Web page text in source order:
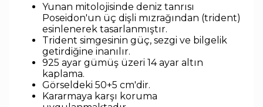
Yunan mitolojisinde deniz tanrısı
Poseidon'un üç dişli mızrağından (trident)
esinlenerek tasarlanmıştır.
Trident simgesinin güç, sezgi ve bilgelik
getirdiğine inanılır.
925 ayar gümüş üzeri 14 ayar altın
kaplama.
Görseldeki 50+5 cm'dir.
Kararmaya karşı koruma